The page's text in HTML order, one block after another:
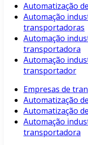
Automatização
Automação
transportadoras
Automação
transportadora
Automação
transportador
Empresas de
Automatização
Automatização
Automação
transportadora